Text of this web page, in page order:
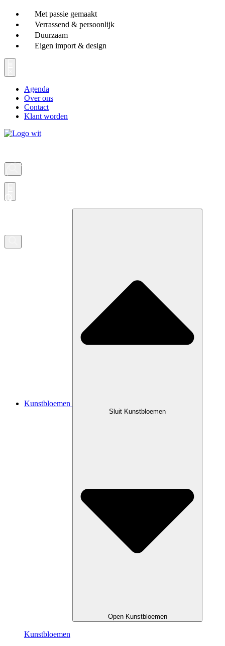
inhoud
Met passie gemaakt
Verrassend & persoonlijk
Duurzaam
Eigen import & design
Agenda
Over ons
Contact
Klant worden
Kunstbloemen
Sluit Kunstbloemen
Open Kunstbloemen
Kunstbloemen